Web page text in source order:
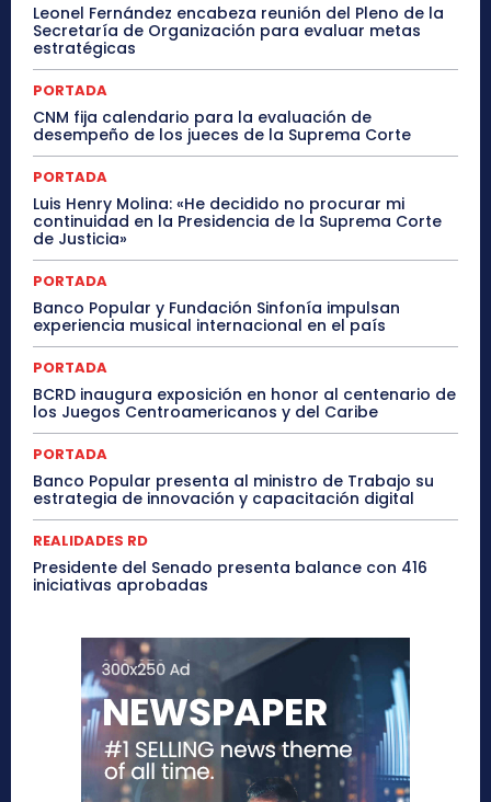
Leonel Fernández encabeza reunión del Pleno de la
Secretaría de Organización para evaluar metas
estratégicas
PORTADA
CNM fija calendario para la evaluación de
desempeño de los jueces de la Suprema Corte
PORTADA
Luis Henry Molina: «He decidido no procurar mi
continuidad en la Presidencia de la Suprema Corte
de Justicia»
PORTADA
Banco Popular y Fundación Sinfonía impulsan
experiencia musical internacional en el país
PORTADA
BCRD inaugura exposición en honor al centenario de
los Juegos Centroamericanos y del Caribe
PORTADA
Banco Popular presenta al ministro de Trabajo su
estrategia de innovación y capacitación digital
REALIDADES RD
Presidente del Senado presenta balance con 416
iniciativas aprobadas